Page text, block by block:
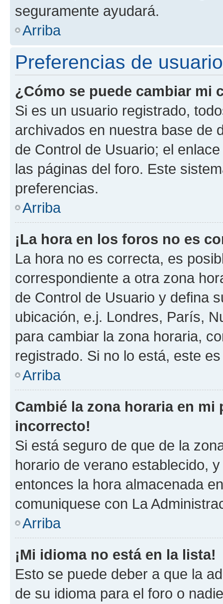
seguramente ayudará.
Arriba
Preferencias de
¿Cómo se puede cambiar mi
Si es un usuario registrado,
archivados en nuestra base de
de Control de Usuario; el
las páginas del foro. Este
preferencias.
Arriba
¡La hora en los foros no es
La hora no es correcta, es
correspondiente a otra zona
de Control de Usuario y defina
ubicación, e.j. Londres, París,
para cambiar la zona horaria,
registrado. Si no lo está, este
Arriba
Cambié la zona horaria en
incorrecto!
Si está seguro de que de la
horario de verano establecido,
entonces la hora almacenada
comuniquese con La
Arriba
¡Mi idioma no está en la lista!
Esto se puede deber a que la
de su idioma para el foro o